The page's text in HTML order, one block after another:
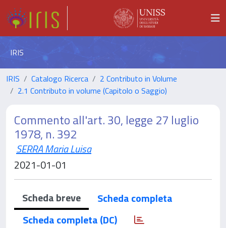
IRIS
IRIS Catalogo Ricerca
2 Contributo in Volume
2.1 Contributo in volume (Capitolo o Saggio)
Commento all'art. 30, legge 27 luglio
1978, n. 392
SERRA Maria Luisa
2021-01-01
Scheda breve
Scheda completa
Scheda completa (DC)